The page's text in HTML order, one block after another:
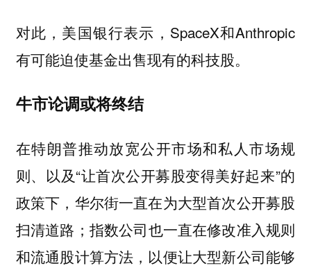
对此，美国银行表示，SpaceX和Anthropic
有可能迫使基金出售现有的科技股。
牛市论调或将终结
在特朗普推动放宽公开市场和私人市场规
则、以及“让首次公开募股变得美好起来”的
政策下，华尔街一直在为大型首次公开募股
扫清道路；指数公司也一直在修改准入规则
和流通股计算方法，以便让大型新公司能够